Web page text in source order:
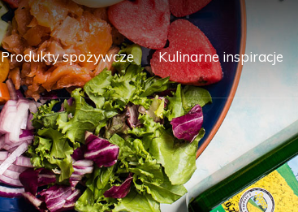
Produkty spożywcze Kulinarne inspiracje